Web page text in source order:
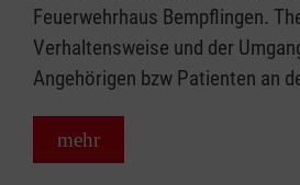
Feuerwehrhaus Bempflingen.
Verhaltensweise und der
Angehörigen bzw Patienten an
mehr